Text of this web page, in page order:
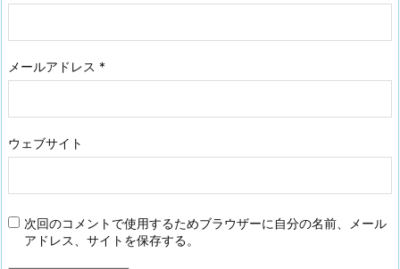
メールアドレス *
ウェブサイト
次回のコメントで使用するためブラウザーに自分の名前、メール
アドレス、サイトを保存する。